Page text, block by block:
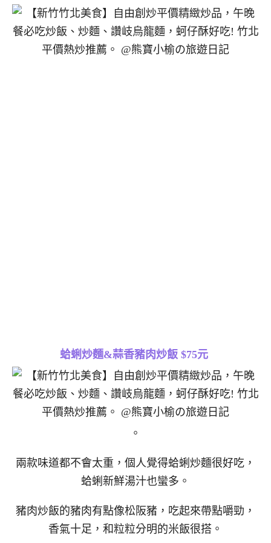
蛤蜊炒麵&蒜香豬肉炒飯 $75元
。
兩款味道都不會太重，個人覺得蛤蜊炒麵很好吃，
蛤蜊新鮮湯汁也蠻多。
豬肉炒飯的豬肉有點像松阪豬，吃起來帶點嚼勁，
香氣十足，和粒粒分明的米飯很搭。